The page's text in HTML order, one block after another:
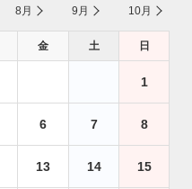
8月 9月 10月
金 土 日
1
6 7 8
13 14 15